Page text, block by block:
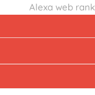
Alexa web rank
to